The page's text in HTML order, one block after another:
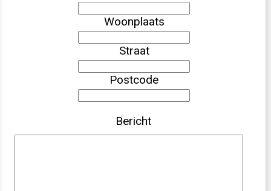
Woonplaats
Straat
Postcode
Bericht